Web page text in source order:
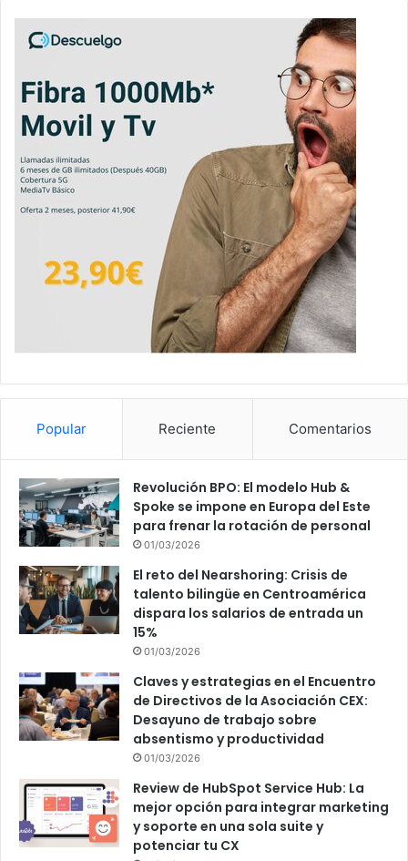
Popular Reciente Comentarios
Revolución BPO: El modelo Hub &
Spoke se impone en Europa del Este
para frenar la rotación de personal
01/03/2026
El reto del Nearshoring: Crisis de
talento bilingüe en Centroamérica
dispara los salarios de entrada un
15%
01/03/2026
Claves y estrategias en el Encuentro
de Directivos de la Asociación CEX:
Desayuno de trabajo sobre
absentismo y productividad
01/03/2026
Review de HubSpot Service Hub: La
mejor opción para integrar marketing
y soporte en una sola suite y
potenciar tu CX